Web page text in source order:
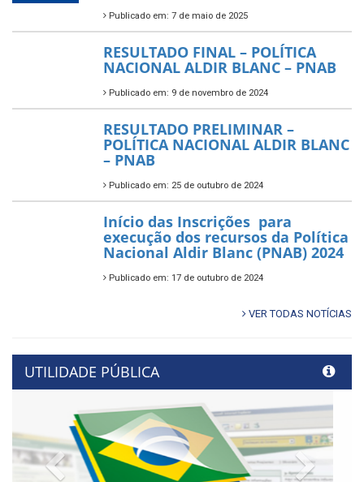
Publicado em: 7 de maio de 2025
RESULTADO FINAL – POLÍTICA
NACIONAL ALDIR BLANC – PNAB
Publicado em: 9 de novembro de 2024
RESULTADO PRELIMINAR –
POLÍTICA NACIONAL ALDIR BLANC
– PNAB
Publicado em: 25 de outubro de 2024
Início das Inscrições para
execução dos recursos da Política
Nacional Aldir Blanc (PNAB) 2024
Publicado em: 17 de outubro de 2024
VER TODAS NOTÍCIAS
UTILIDADE PÚBLICA
Previous